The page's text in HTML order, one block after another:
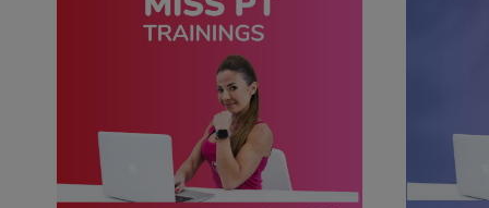
2 Lessons
24 Students Enrolled